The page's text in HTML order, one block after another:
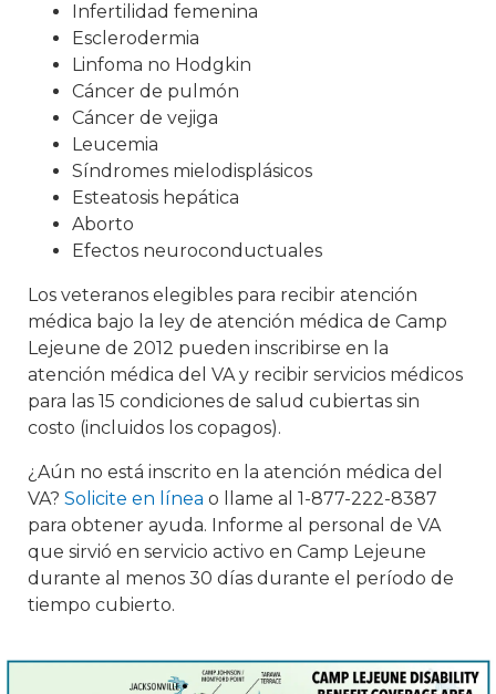
Infertilidad femenina
Esclerodermia
Linfoma no Hodgkin
Cáncer de pulmón
Cáncer de vejiga
Leucemia
Síndromes mielodisplásicos
Esteatosis hepática
Aborto
Efectos neuroconductuales
Los veteranos elegibles para recibir atención
médica bajo la ley de atención médica de Camp
Lejeune de 2012 pueden inscribirse en la
atención médica del VA y recibir servicios médicos
para las 15 condiciones de salud cubiertas sin
costo (incluidos los copagos).
¿Aún no está inscrito en la atención médica del
VA? Solicite en línea o llame al 1-877-222-8387
para obtener ayuda. Informe al personal de VA
que sirvió en servicio activo en Camp Lejeune
durante al menos 30 días durante el período de
tiempo cubierto.